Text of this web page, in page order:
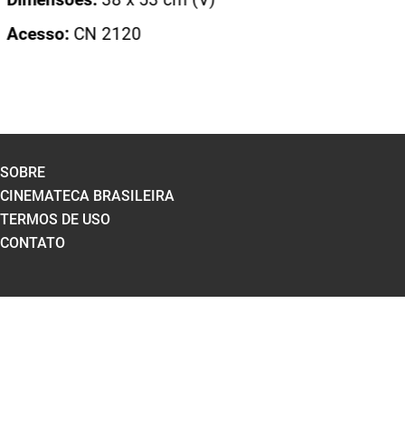
Acesso:CN 2120
SOBRE
CINEMATECA BRASILEIRA
TERMOS DE USO
CONTATO